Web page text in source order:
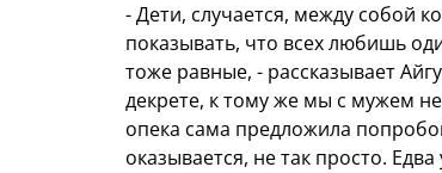
- Дети, случается, между собой
показывать, что всех любишь
тоже равные, - рассказывает
декрете, к тому же мы с мужем
опека сама предложила
оказывается, не так просто.